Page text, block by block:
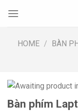
HOME / BÀN
Bàn phím